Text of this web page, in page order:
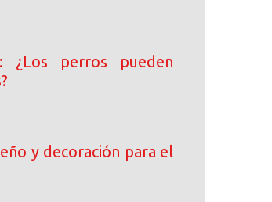
¿Los perros pueden
y decoración para el